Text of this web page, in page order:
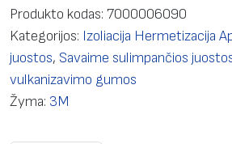
d
u
k
t
o
i
Produkto kodas: 7000006090
Kategorijos: Izoliacija Hermetizacija
juostos, Savaime sulimpančios
vulkanizavimo gumos
Žyma: 3M